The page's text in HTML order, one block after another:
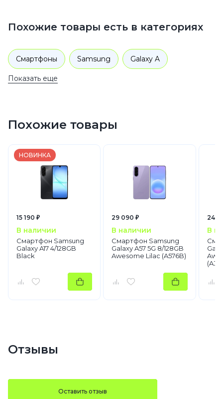
Похожие товары есть в категориях
Смартфоны Samsung Galaxy A
Показать еще
Похожие товары
НОВИНКА
15 190 ₽
В наличии
Смартфон Samsung
Galaxy A17 4/128GB
Black
29 090 ₽
В наличии
Смартфон Samsung
Galaxy A57 5G 8/128GB
Awesome Lilac (A576B)
24
В
Отзывы
Оставить отзыв